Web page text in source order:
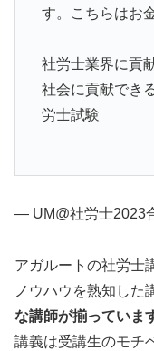
す。こちらはお
社労士業界に貢
社会に貢献でき
労士試験
— UM@社労士2023
アガルートの社労士
ノウハウを熟知した
な講師が揃っていま
講義は受講生のモチ